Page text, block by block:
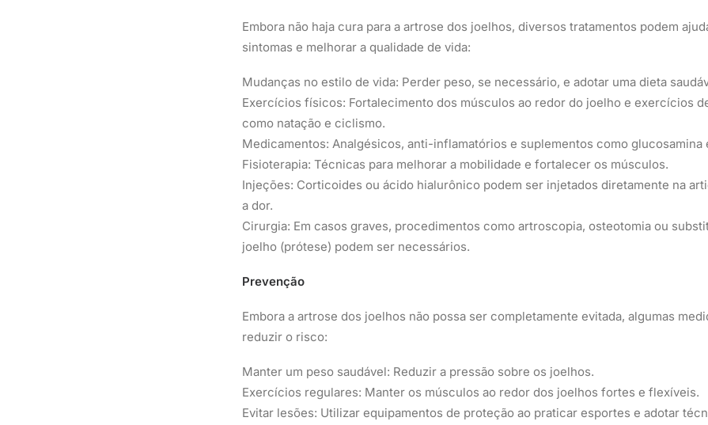
Embora não haja cura para a artrose dos joelhos, diversos tratamentos podem
sintomas e melhorar a qualidade de vida:
Mudanças no estilo de vida: Perder peso, se necessário, e adotar uma dieta
Exercícios físicos: Fortalecimento dos músculos ao redor do joelho e exercícios
como natação e ciclismo.
Medicamentos: Analgésicos, anti-inflamatórios e suplementos como glucosamina
Fisioterapia: Técnicas para melhorar a mobilidade e fortalecer os músculos.
Injeções: Corticoides ou ácido hialurônico podem ser injetados diretamente na
a dor.
Cirurgia: Em casos graves, procedimentos como artroscopia, osteotomia ou
joelho (prótese) podem ser necessários.
Prevenção
Embora a artrose dos joelhos não possa ser completamente evitada, algumas
reduzir o risco:
Manter um peso saudável: Reduzir a pressão sobre os joelhos.
Exercícios regulares: Manter os músculos ao redor dos joelhos fortes e flexíveis.
Evitar lesões: Utilizar equipamentos de proteção ao praticar esportes e adotar